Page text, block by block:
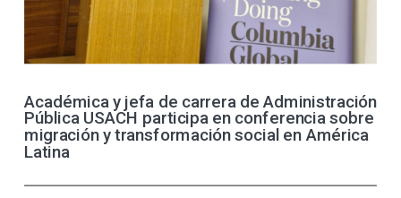
Académica y jefa de carrera de Administración
Pública USACH participa en conferencia sobre
migración y transformación social en América
Latina